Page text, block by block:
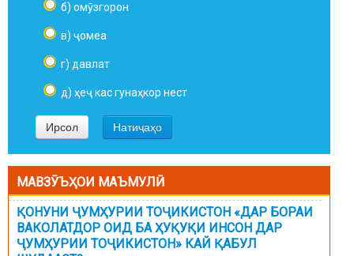
б) омӯзгорон
в) ҷомеа
г) давлат
д) ҳеҷ кас гунаҳкор нест
МАВЗӮЪҲОИ МАЪМУЛӢ
ҚОНУНИ ҶУМҲУРИИ ТОҶИКИСТОН «ДАР БОРАИ
ВАКОЛАТДОР ОИД БА ҲУҚУҚИ ИНСОН ДАР
ҶУМҲУРИИ ТОҶИКИСТОН» КАЙ ҚАБУЛ